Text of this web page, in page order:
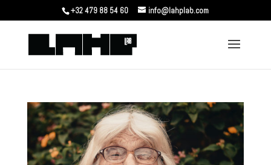
+32 479 88 54 60 info@lahplab.com